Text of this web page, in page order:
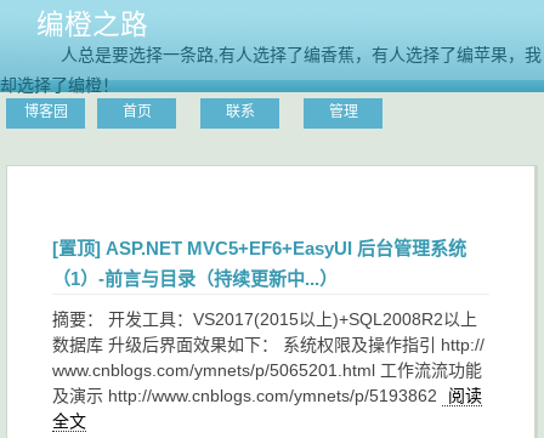
编橙之路
人总是要选择一条路,有人选择了编香蕉，有人选择了编苹果，我
却选择了编橙！
博客园 首页 联系 管理
[置顶] ASP.NET MVC5+EF6+EasyUI 后台管理系统
（1）-前言与目录（持续更新中...）
摘要： 开发工具：VS2017(2015以上)+SQL2008R2以上
数据库 升级后界面效果如下： 系统权限及操作指引 http://
www.cnblogs.com/ymnets/p/5065201.html 工作流流功能
及演示 http://www.cnblogs.com/ymnets/p/5193862
阅读
全文